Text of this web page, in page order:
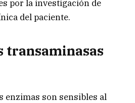
por la investigación de
del paciente.
transaminasas
enzimas son sensibles al